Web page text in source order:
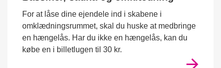
For at låse dine ejendele ind i skabene i
omklædningsrummet, skal du huske at medbringe
en hængelås. Har du ikke en hængelås, kan du
købe en i billetlugen til 30 kr.